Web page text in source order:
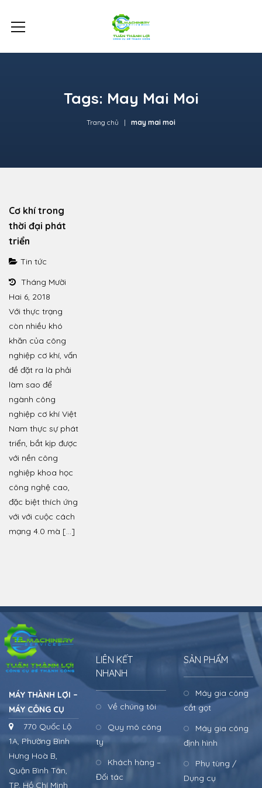
Tags: May Mai Moi
Trang chủ may mai moi
Cơ khí trong
thời đại phát
triển
Tin tức
Tháng Mười
Hai 6, 2018
Với thực trạng
còn nhiều khó
khăn của công
nghiệp cơ khí, vấn
đề đặt ra là phải
làm sao để
ngành công
nghiệp cơ khí Việt
Nam thực sự phát
triển, bắt kịp được
với nền công
nghiệp khoa học
công nghệ cao,
đặc biệt thích ứng
với với cuộc cách
mạng 4.0 mà […]
MÁY THÀNH LỢI –
MÁY CÔNG CỤ
770 Quốc Lộ
1A, Phường Bình
Hưng Hoà B,
Quận Bình Tân,
TP. Hồ Chí Minh
LIÊN KẾT
NHANH
Về chúng tôi
Quy mô công
ty
Khách hàng –
Đối tác
SẢN PHẨM
Máy gia công
cắt gọt
Máy gia công
định hình
Phụ tùng /
Dụng cụ